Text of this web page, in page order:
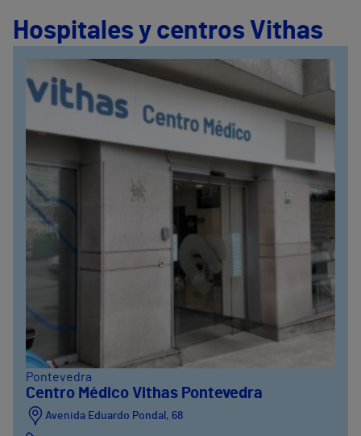
Hospitales y centros Vithas
Pontevedra
Centro Médico Vithas Pontevedra
Avenida Eduardo Pondal, 68